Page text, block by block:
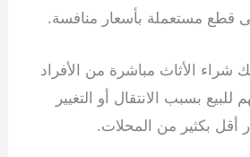
قطع مستعملة بأسعار منافسة.
شراء الأثاث مباشرة من الأفراد
بسبب الانتقال أو التغيير
أقل بكثير من المحلات.